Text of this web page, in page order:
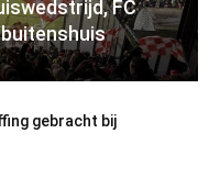
FC
gebracht bij